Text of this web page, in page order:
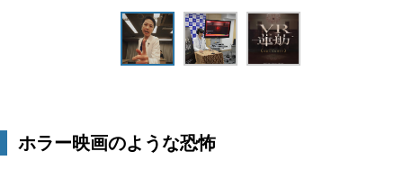
ホラー映画のような恐怖